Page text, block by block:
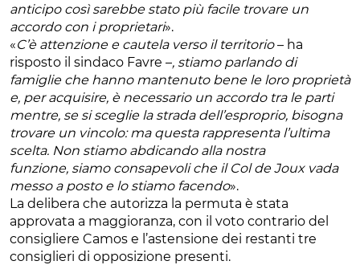
anticipo così sarebbe stato più facile trovare un
accordo con i proprietari».
«C’è attenzione e cautela verso il territorio– ha
risposto il sindaco Favre –, stiamo parlando di
famiglie che hanno mantenuto bene le loro proprietà
e, per acquisire, è necessario un accordo tra le parti
mentre, se si sceglie la strada dell’esproprio, bisogna
trovare un vincolo: ma questa rappresenta l’ultima
scelta. Non stiamo abdicando alla nostra
funzione, siamo consapevoli che il Col de Joux vada
messo a posto e lo stiamo facendo».
La delibera che autorizza la permuta è stata
approvata a maggioranza, con il voto contrario del
consigliere Camos e l’astensione dei restanti tre
consiglieri di opposizione presenti.